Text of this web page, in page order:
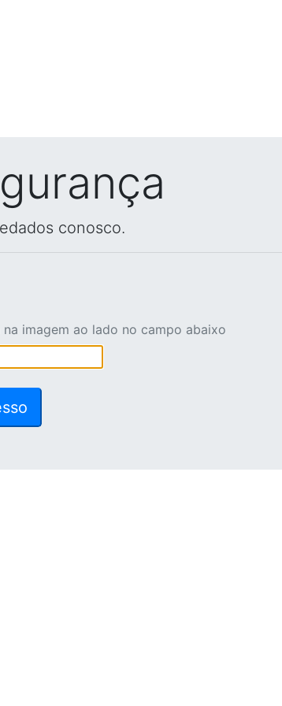
conosco.
imagem ao lado no campo abaixo